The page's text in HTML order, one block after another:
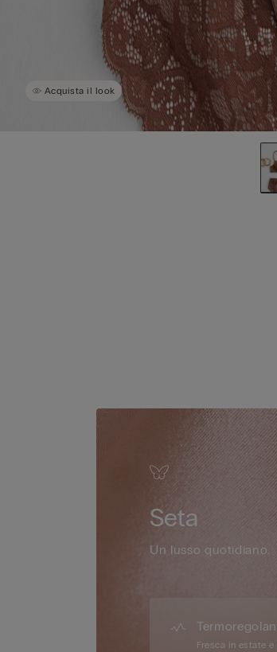
Acquista il look
Seta
Un lusso quotidiano.
Fresca in estate